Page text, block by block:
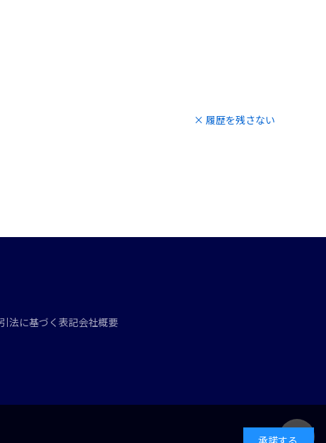
× 履歴を残さない
法に基づく表記会社概要